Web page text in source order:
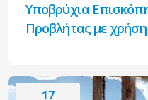
Υποβρύχια
Προβλήτας με χρήση
17